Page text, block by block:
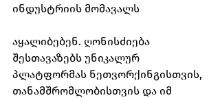
ინდუსტრიის მომავალს
აყალიბებენ. ღონისძიება
შესთავაზებს უნიკალურ
პლატფორმას ნეთვორქინგისთვის,
თანამშრომლობისთვის და იმ